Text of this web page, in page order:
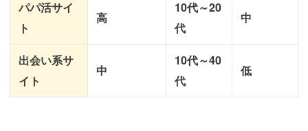
パパ活サイ
ト
高
10代～20
代
中
出会い系サ
イト
中
10代～40
代
低